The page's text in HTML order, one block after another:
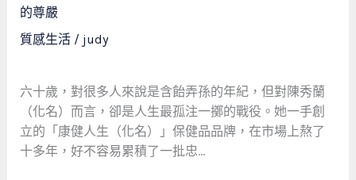
的尊嚴
質感生活/ judy
六十歲，對很多人來說是含飴弄孫的年紀，但對陳秀蘭
（化名）而言，卻是人生最孤注一擲的戰役。她一手創
立的「康健人生（化名）」保健品品牌，在市場上熬了
十多年，好不容易累積了一批忠…
望
到
一
間
當
舖